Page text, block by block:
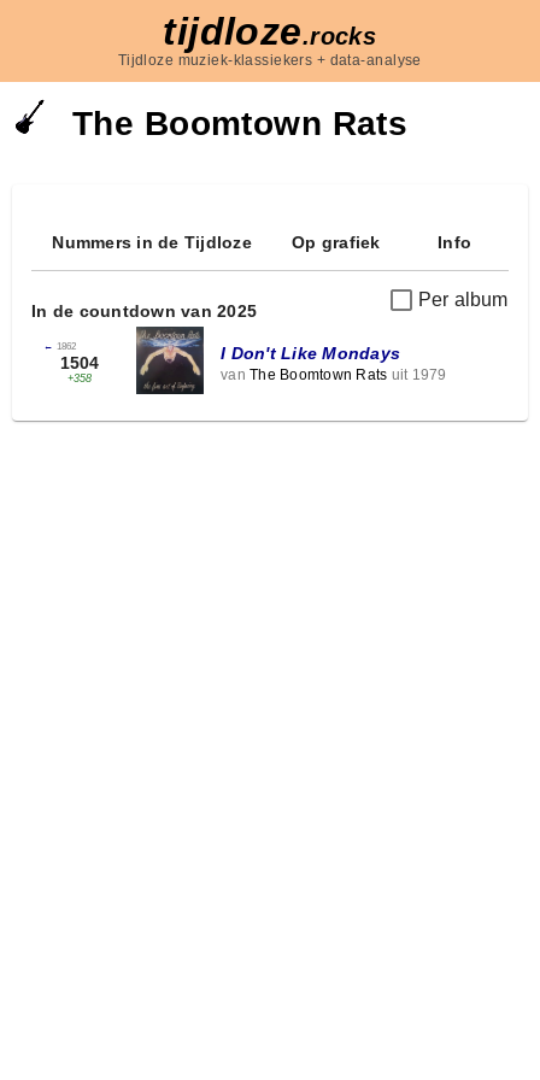
tijdloze.rocks
Tijdloze muziek-klassiekers + data-analyse
The Boomtown Rats
Nummers in de Tijdloze Op grafiek Info
Per album
In de countdown van 2025
← 1862
1504
+358
I Don't Like Mondays
van The Boomtown Rats uit 1979